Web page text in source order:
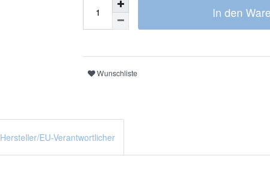
In den
Wunschliste
Hersteller/EU-Verantwortlicher